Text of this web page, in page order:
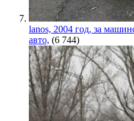
lanos, 2004 год, за
авто, (6 744)